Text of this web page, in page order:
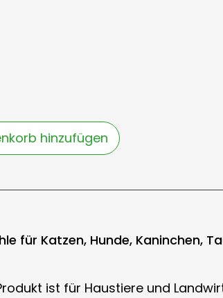
hinzufügen
für Katzen, Hunde, Kaninchen,
ist für Haustiere und